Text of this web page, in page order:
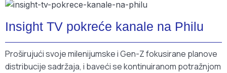
Insight TV pokreće kanale na Philu
Proširujući svoje milenijumske i Gen-Z fokusirane planove
distribucije sadržaja, i baveći se kontinuiranom potražnjom